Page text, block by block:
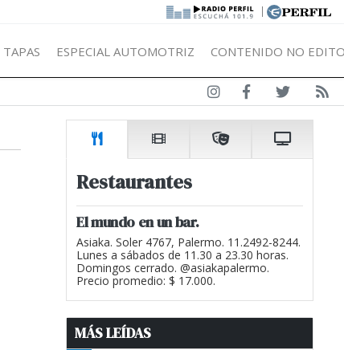
|
TAPAS ESPECIAL AUTOMOTRIZ CONTENIDO NO
Restaurantes
El mundo en un bar.
Asiaka. Soler 4767, Palermo. 11.2492-8244.
Lunes a sábados de 11.30 a 23.30 horas.
Domingos cerrado. @asiakapalermo.
Precio promedio: $ 17.000.
MÁS LEÍDAS